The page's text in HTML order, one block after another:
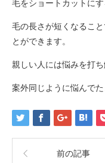
毛をショートカットにす
毛の長さが短くなるこ
とができます。
親しい人には悩みを打
案外同じように悩んで
前の記事